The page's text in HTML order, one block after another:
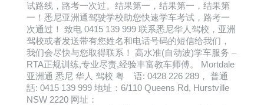
试路线，路考一次过。结果第一，结果第一，结果第
一！悉尼亚洲通驾驶学校助您快速学车考试，路考一
次通过！ 致电 0415 139 999 联系悉尼华人驾校，亚洲
驾校或者发送带有您姓名和电话号码的短信给我们，
我们会尽快与您取得联系！ 高水准(自动波)学车服务 –
RTA正规训练,专业尽责,经验丰富教车师傅。 Mortdale
亚洲通 悉尼 华人 驾校 粤 语: 0428 226 289， 普通
話: 0415 139 999 地址：6/110 Queens Rd, Hurstville
NSW 2220 网址：